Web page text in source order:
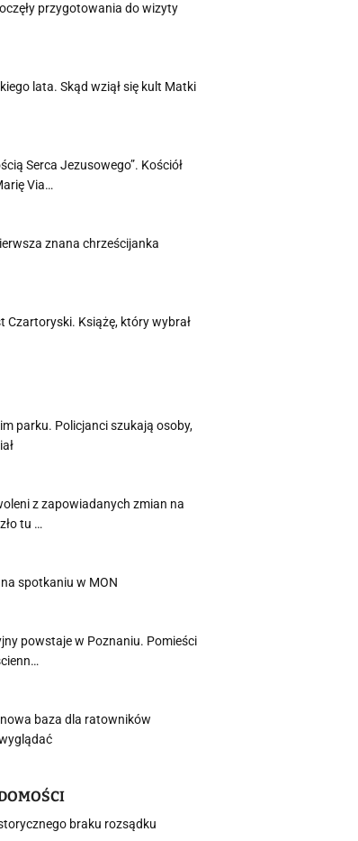
przygotowania do wizyty
lata. Skąd wziął się kult Matki
Serca Jezusowego”. Kościół
Via…
znana chrześcijanka
Czartoryski. Książę, który wybrał
parku. Policjanci szukają osoby,
z zapowiadanych zmian na
tu …
spotkaniu w MON
powstaje w Poznaniu. Pomieści
baza dla ratowników
braku rozsądku